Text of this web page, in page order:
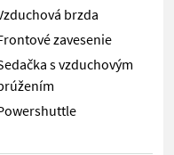
brzda
zavesenie
s vzduchovým